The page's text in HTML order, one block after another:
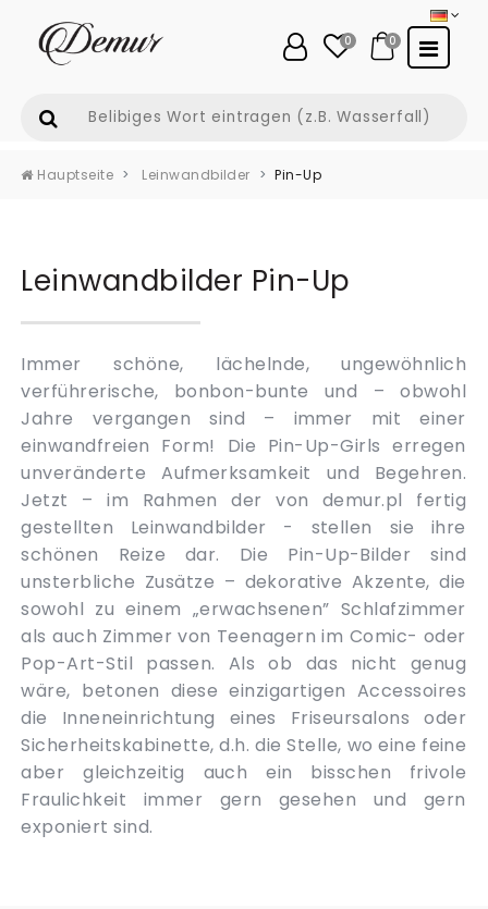
0 0
Hauptseite Leinwandbilder Pin-Up
Leinwandbilder Pin-Up
Immer schöne, lächelnde, ungewöhnlich
verführerische, bonbon-bunte und – obwohl
Jahre vergangen sind – immer mit einer
einwandfreien Form! Die Pin-Up-Girls erregen
unveränderte Aufmerksamkeit und Begehren.
Jetzt – im Rahmen der von demur.pl fertig
gestellten Leinwandbilder - stellen sie ihre
schönen Reize dar. Die Pin-Up-Bilder sind
unsterbliche Zusätze – dekorative Akzente, die
sowohl zu einem „erwachsenen” Schlafzimmer
als auch Zimmer von Teenagern im Comic- oder
Pop-Art-Stil passen. Als ob das nicht genug
wäre, betonen diese einzigartigen Accessoires
die Inneneinrichtung eines Friseursalons oder
Sicherheitskabinette, d.h. die Stelle, wo eine feine
aber gleichzeitig auch ein bisschen frivole
Fraulichkeit immer gern gesehen und gern
exponiert sind.